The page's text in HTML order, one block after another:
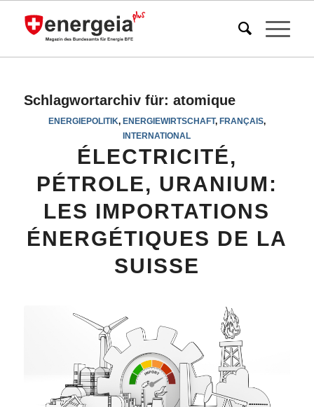
Schlagwortarchiv für: atomique
ENERGIEPOLITIK, ENERGIEWIRTSCHAFT, FRANÇAIS,
INTERNATIONAL
ÉLECTRICITÉ,
PÉTROLE, URANIUM:
LES IMPORTATIONS
ÉNERGÉTIQUES DE LA
SUISSE